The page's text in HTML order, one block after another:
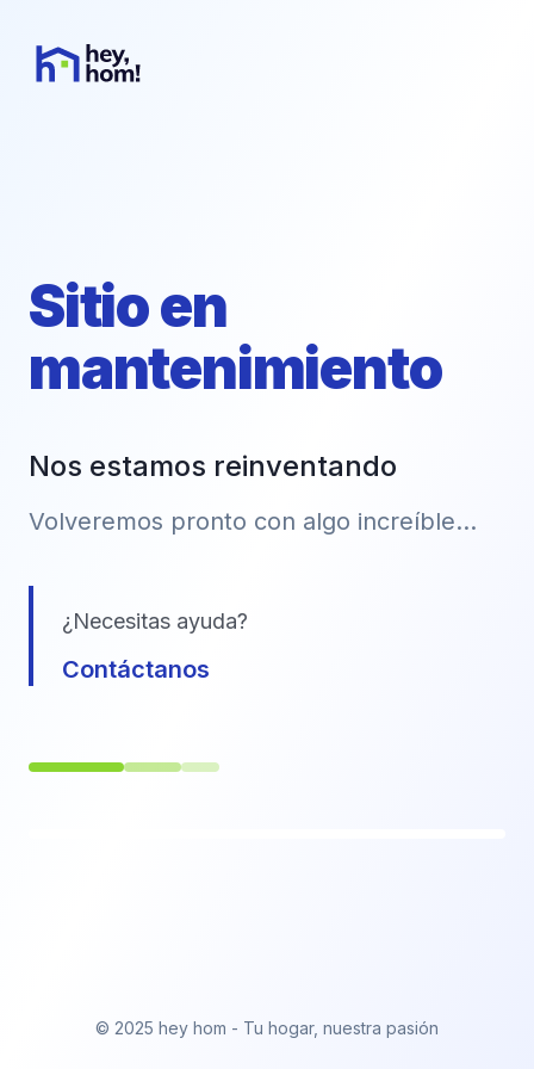
Sitio en
mantenimiento
Nos estamos reinventando
Volveremos pronto con algo increíble...
¿Necesitas ayuda?
Contáctanos
© 2025 hey hom - Tu hogar, nuestra pasión